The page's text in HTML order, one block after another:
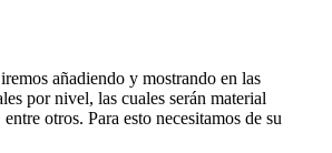
añadiendo y mostrando en las
por nivel, las cuales serán material
otros. Para esto necesitamos de su